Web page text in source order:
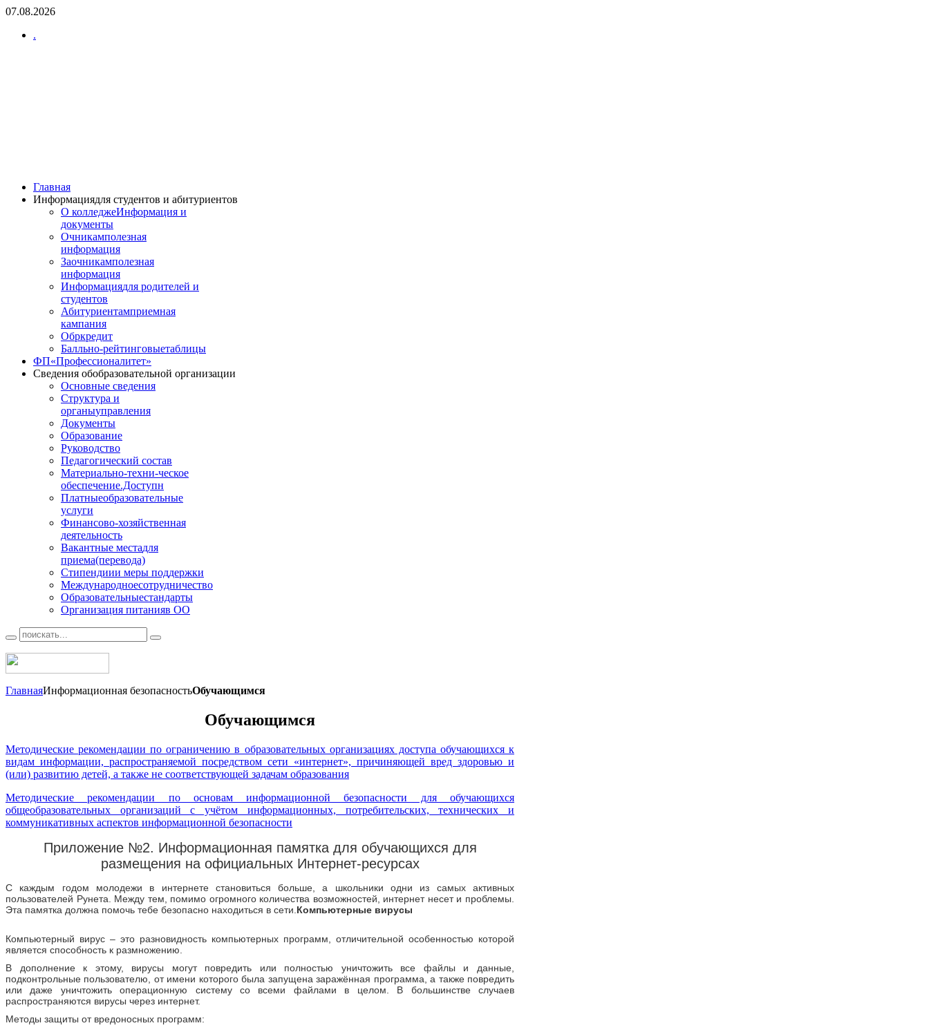
07.08.2026
.
Главная
Информациядля студентов и абитуриентов
О колледжеИнформация и
документы
Очникамполезная
информация
Заочникамполезная
информация
Информациядля родителей и
студентов
Абитуриентамприемная
кампания
Обркредит
Балльно-рейтинговыетаблицы
ФП«Профессионалитет»
Сведения обобразовательной организации
Основные сведения
Структура и
органыуправления
Документы
Образование
Руководство
Педагогический состав
Материально-техни-ческое
обеспечение.Доступн
Платныеобразовательные
услуги
Финансово-хозяйственная
деятельность
Вакантные местадля
приема(перевода)
Стипендиии меры поддержки
Международноесотрудничество
Образовательныестандарты
Организация питанияв ОО
ГлавнаяИнформационная безопасностьОбучающимся
Обучающимся
Методические рекомендации по ограничению в образовательных организациях доступа обучающихся к
видам информации, распространяемой посредством сети «интернет», причиняющей вред здоровью и
(или) развитию детей, а также не соответствующей задачам образования
Методические рекомендации по основам информационной безопасности для обучающихся
общеобразовательных организаций с учётом информационных, потребительских, технических и
коммуникативных аспектов информационной безопасности
Приложение №2. Информационная памятка для обучающихся для
размещения на официальных Интернет-ресурсах
С каждым годом молодежи в интернете становиться больше, а школьники одни из самых активных
пользователей Рунета. Между тем, помимо огромного количества возможностей, интернет несет и проблемы.
Эта памятка должна помочь тебе безопасно находиться в сети. Компьютерные вирусы
Компьютерный вирус – это разновидность компьютерных программ, отличительной особенностью которой
является способность к размножению.
В дополнение к этому, вирусы могут повредить или полностью уничтожить все файлы и данные,
подконтрольные пользователю, от имени которого была запущена заражённая программа, а также повредить
или даже уничтожить операционную систему со всеми файлами в целом. В большинстве случаев
распространяются вирусы через интернет.
Методы защиты от вредоносных программ: